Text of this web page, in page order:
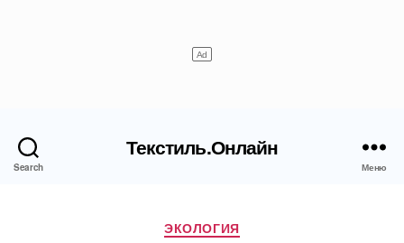
Search
Текстиль.Онлайн
Меню
Рубрики
ЭКОЛОГИЯ